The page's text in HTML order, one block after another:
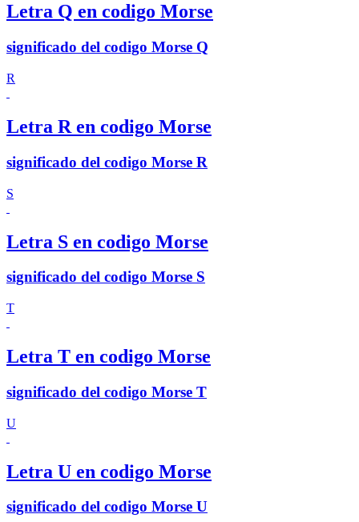
Letra Q en codigo Morse
significado del codigo Morse Q
R
Letra R en codigo Morse
significado del codigo Morse R
S
Letra S en codigo Morse
significado del codigo Morse S
T
Letra T en codigo Morse
significado del codigo Morse T
U
Letra U en codigo Morse
significado del codigo Morse U